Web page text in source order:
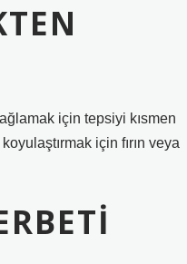
için tepsiyi kısmen
için fırın veya